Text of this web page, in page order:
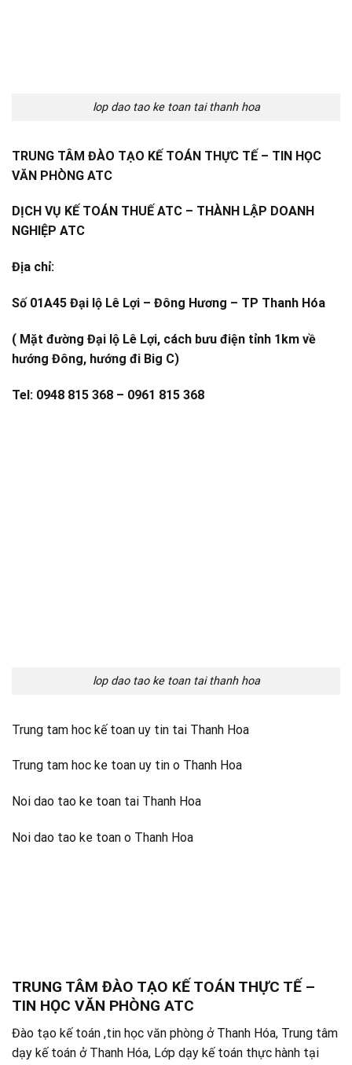
lop dao tao ke toan tai thanh hoa
TRUNG TÂM ĐÀO TẠO KẾ TOÁN THỰC TẾ – TIN HỌC
VĂN PHÒNG ATC
DỊCH VỤ KẾ TOÁN THUẾ ATC – THÀNH LẬP DOANH
NGHIỆP ATC
Địa chỉ:
Số 01A45 Đại lộ Lê Lợi – Đông Hương – TP Thanh Hóa
( Mặt đường Đại lộ Lê Lợi, cách bưu điện tỉnh 1km về
hướng Đông, hướng đi Big C)
Tel: 0948 815 368 – 0961 815 368
lop dao tao ke toan tai thanh hoa
Trung tam hoc kế toan uy tin tai Thanh Hoa
Trung tam hoc ke toan uy tin o Thanh Hoa
Noi dao tao ke toan tai Thanh Hoa
Noi dao tao ke toan o Thanh Hoa
TRUNG TÂM ĐÀO TẠO KẾ TOÁN THỰC TẾ –
TIN HỌC VĂN PHÒNG ATC
Đào tạo kế toán ,tin học văn phòng ở Thanh Hóa, Trung tâm
dạy kế toán ở Thanh Hóa, Lớp dạy kế toán thực hành tại